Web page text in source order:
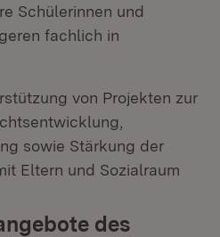
Schülerinnen und
fachlich in
von Projekten zur
sowie Stärkung der
Eltern und Sozialraum
des